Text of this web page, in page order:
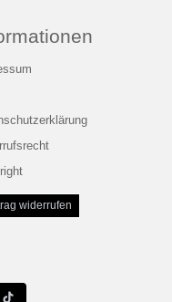
widerrufen
Twitter